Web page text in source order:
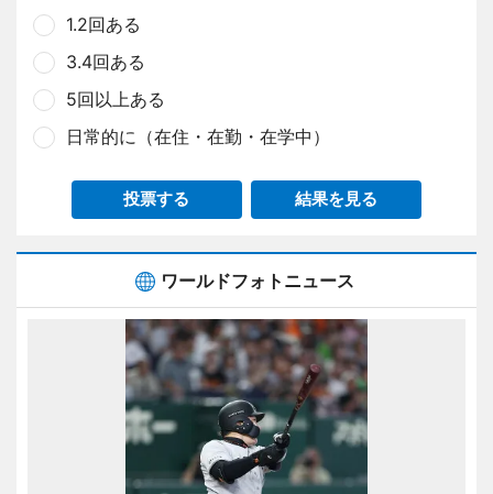
1.2回ある
3.4回ある
5回以上ある
日常的に（在住・在勤・在学中）
投票する 結果を見る
ワールドフォトニュース